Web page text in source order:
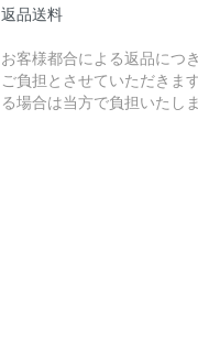
返品送料
お客様都合による返品につ
ご負担とさせていただきま
る場合は当方で負担いたしま